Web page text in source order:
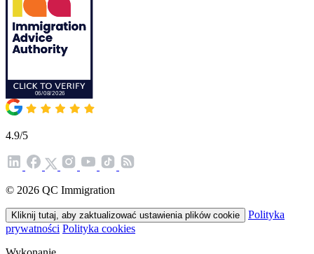
4.9/5
© 2026 QC Immigration
Kliknij tutaj, aby zaktualizować ustawienia plików cookie
Polityka
prywatności Polityka cookies